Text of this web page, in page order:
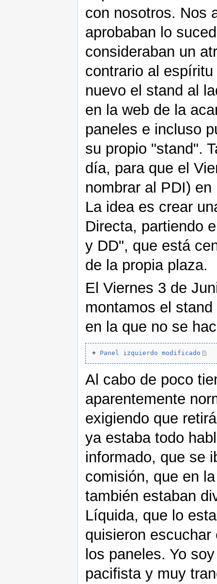
con nosotros. Nos
aprobaban lo
consideraban un
contrario al
nuevo el stand al
en la web de la
paneles e incluso
su propio "stand".
día, para que el
nombrar al PDI)
La idea es crear
Directa, partiendo
y DD", que está
de la propia plaza.
El Viernes 3 de
montamos el
en la que no se
+ Panel izquierdo modificado
Al cabo de poco
aparentemente
exigiendo que
ya estaba todo
informado, que se
comisión, que en
también estaban
Líquida, que lo
quisieron
los paneles. Yo
pacifista y muy